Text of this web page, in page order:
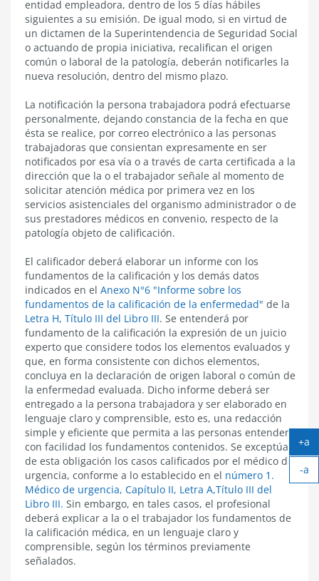
entidad empleadora, dentro de los 5 días hábiles
siguientes a su emisión. De igual modo, si en virtud de
un dictamen de la Superintendencia de Seguridad Social
o actuando de propia iniciativa, recalifican el origen
común o laboral de la patología, deberán notificarles la
nueva resolución, dentro del mismo plazo.
La notificación la persona trabajadora podrá efectuarse
personalmente, dejando constancia de la fecha en que
ésta se realice, por correo electrónico a las personas
trabajadoras que consientan expresamente en ser
notificados por esa vía o a través de carta certificada a la
dirección que la o el trabajador señale al momento de
solicitar atención médica por primera vez en los
servicios asistenciales del organismo administrador o de
sus prestadores médicos en convenio, respecto de la
patología objeto de calificación.
El calificador deberá elaborar un informe con los
fundamentos de la calificación y los demás datos
indicados en el Anexo N°6 "Informe sobre los
fundamentos de la calificación de la enfermedad" de la
Letra H, Título III del Libro III. Se entenderá por
fundamento de la calificación la expresión de un juicio
experto que considere todos los elementos evaluados y
que, en forma consistente con dichos elementos,
concluya en la declaración de origen laboral o común de
la enfermedad evaluada. Dicho informe deberá ser
entregado a la persona trabajadora y ser elaborado en
lenguaje claro y comprensible, esto es, una redacción
simple y eficiente que permita a las personas entender
con facilidad los fundamentos contenidos. Se exceptúan
de esta obligación los casos calificados por el médico de
urgencia, conforme a lo establecido en el número 1.
Médico de urgencia, Capítulo II, Letra A,Título III del
Libro III. Sin embargo, en tales casos, el profesional
deberá explicar a la o el trabajador los fundamentos de
la calificación médica, en un lenguaje claro y
comprensible, según los términos previamente
señalados.
+a
-a